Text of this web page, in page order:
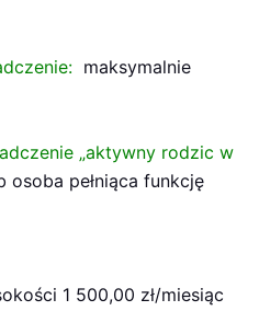
maksymalnie
„aktywny rodzic w
osoba pełniąca funkcję
1 500,00 zł/miesiąc